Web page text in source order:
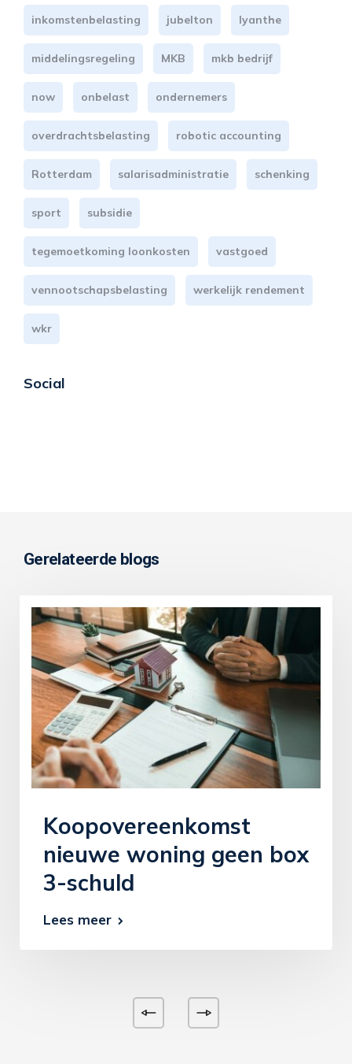
inkomstenbelasting jubelton lyanthe
middelingsregeling MKB mkb bedrijf
now onbelast ondernemers
overdrachtsbelasting robotic accounting
Rotterdam salarisadministratie schenking
sport subsidie
tegemoetkoming loonkosten vastgoed
vennootschapsbelasting werkelijk rendement
wkr
Social
Gerelateerde blogs
Koopovereenkomst
nieuwe woning geen box
3-schuld
Lees meer